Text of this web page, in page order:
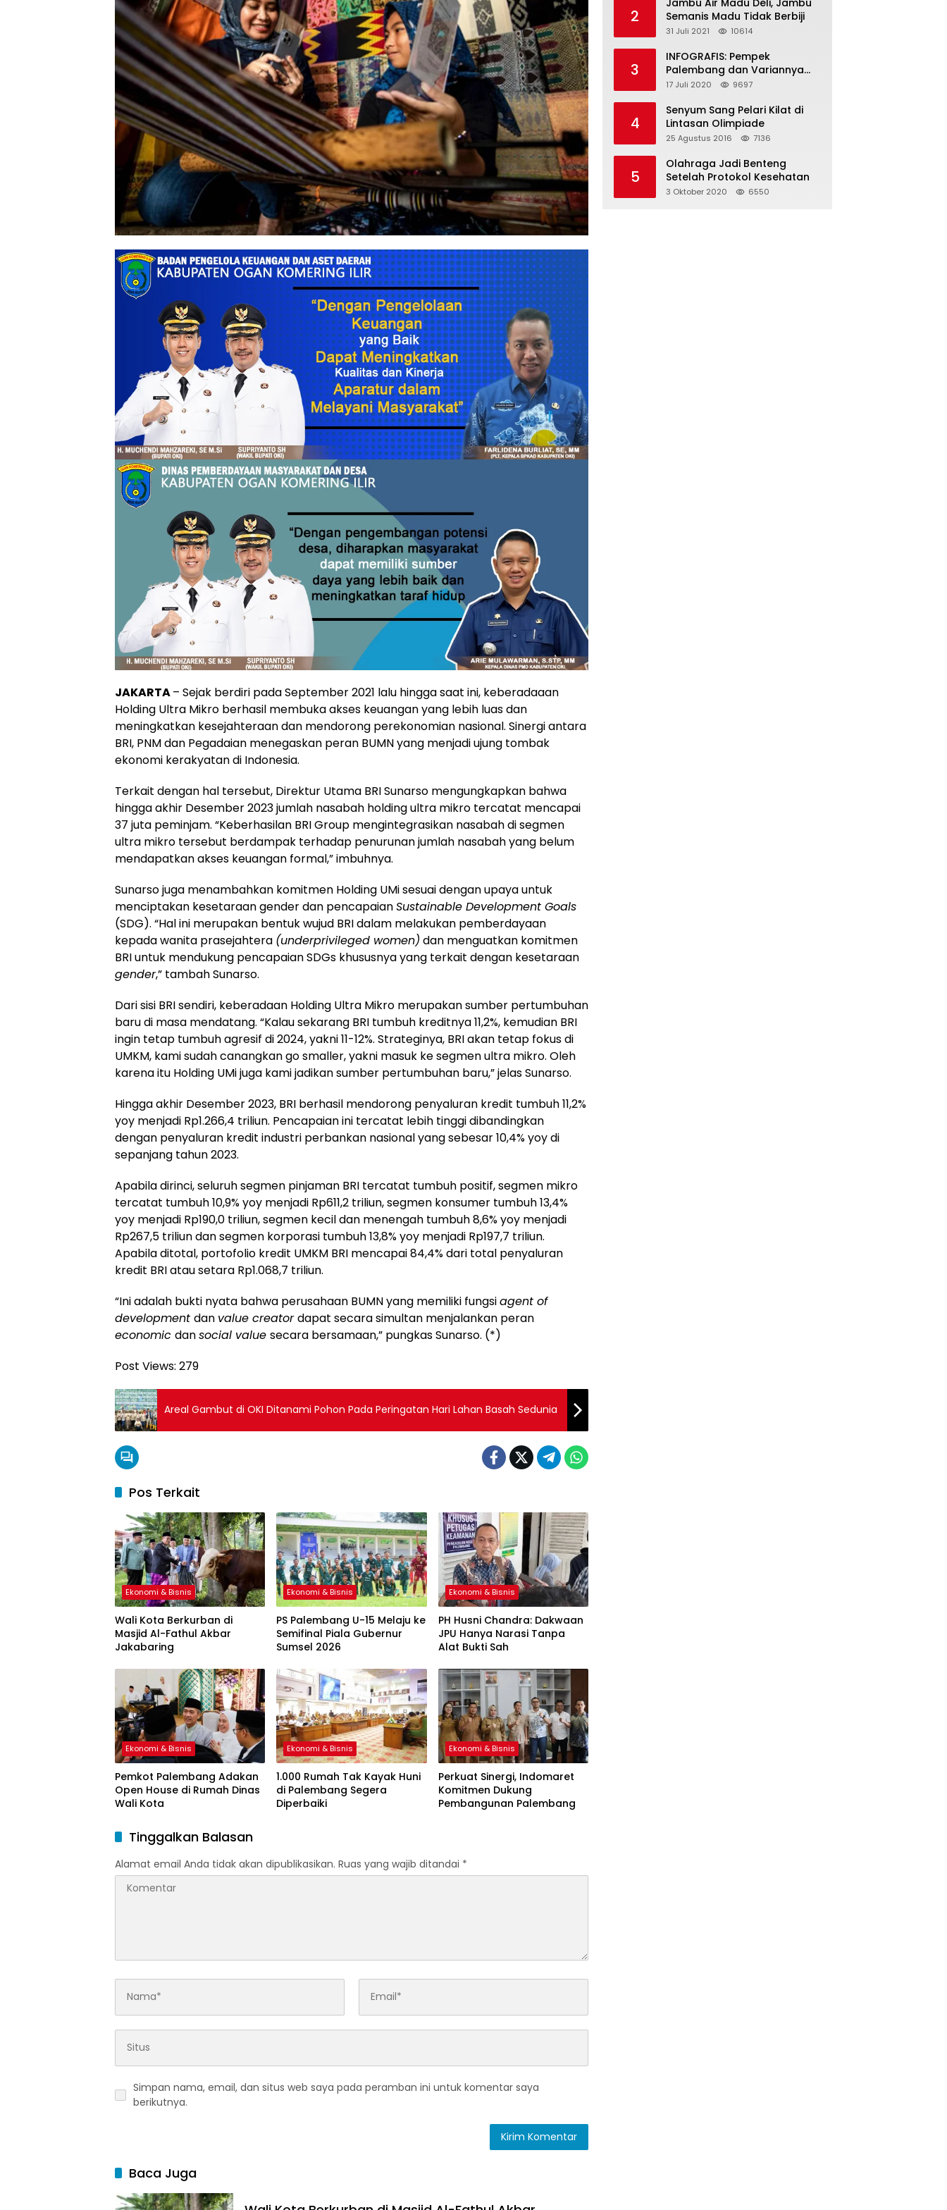
JAKARTA– Sejak berdiri pada September 2021 lalu hingga saat ini, keberadaaan
Holding Ultra Mikro berhasil membuka akses keuangan yang lebih luas dan
meningkatkan kesejahteraan dan mendorong perekonomian nasional. Sinergi antara
BRI, PNM dan Pegadaian menegaskan peran BUMN yang menjadi ujung tombak
ekonomi kerakyatan di Indonesia.
Terkait dengan hal tersebut, Direktur Utama BRI Sunarso mengungkapkan bahwa
hingga akhir Desember 2023 jumlah nasabah holding ultra mikro tercatat mencapai
37 juta peminjam. “Keberhasilan BRI Group mengintegrasikan nasabah di segmen
ultra mikro tersebut berdampak terhadap penurunan jumlah nasabah yang belum
mendapatkan akses keuangan formal,” imbuhnya.
Sunarso juga menambahkan komitmen Holding UMi sesuai dengan upaya untuk
menciptakan kesetaraan gender dan pencapaianSustainable Development Goals
(SDG). “Hal ini merupakan bentuk wujud BRI dalam melakukan pemberdayaan
kepada wanita prasejahtera (underprivileged women) dan menguatkan komitmen
BRI untuk mendukung pencapaian SDGs khususnya yang terkait dengan kesetaraan
gender,” tambah Sunarso.
Dari sisi BRI sendiri, keberadaan Holding Ultra Mikro merupakan sumber pertumbuhan
baru di masa mendatang. “Kalau sekarang BRI tumbuh kreditnya 11,2%, kemudian BRI
ingin tetap tumbuh agresif di 2024, yakni 11-12%. Strateginya, BRI akan tetap fokus di
UMKM, kami sudah canangkan go smaller, yakni masuk ke segmen ultra mikro. Oleh
karena itu Holding UMi juga kami jadikan sumber pertumbuhan baru,” jelas Sunarso.
Hingga akhir Desember 2023, BRI berhasil mendorong penyaluran kredit tumbuh 11,2%
yoy menjadi Rp1.266,4 triliun. Pencapaian ini tercatat lebih tinggi dibandingkan
dengan penyaluran kredit industri perbankan nasional yang sebesar 10,4% yoy di
sepanjang tahun 2023.
Apabila dirinci, seluruh segmen pinjaman BRI tercatat tumbuh positif, segmen mikro
tercatat tumbuh 10,9% yoy menjadi Rp611,2 triliun, segmen konsumer tumbuh 13,4%
yoy menjadi Rp190,0 triliun, segmen kecil dan menengah tumbuh 8,6% yoy menjadi
Rp267,5 triliun dan segmen korporasi tumbuh 13,8% yoy menjadi Rp197,7 triliun.
Apabila ditotal, portofolio kredit UMKM BRI mencapai 84,4% dari total penyaluran
kredit BRI atau setara Rp1.068,7 triliun.
“Ini adalah bukti nyata bahwa perusahaan BUMN yang memiliki fungsiagent of
development dan value creatordapat secara simultan menjalankan peran
economic dansocial value secara bersamaan,” pungkas Sunarso. (*)
Post Views: 279
Areal Gambut di OKI Ditanami Pohon Pada Peringatan Hari Lahan Basah Sedunia
Pos Terkait
Ekonomi & Bisnis
Wali Kota Berkurban di
Masjid Al-Fathul Akbar
Jakabaring
Ekonomi & Bisnis
PS Palembang U-15 Melaju ke
Semifinal Piala Gubernur
Sumsel 2026
Ekonomi & Bisnis
PH Husni Chandra: Dakwaan
JPU Hanya Narasi Tanpa
Alat Bukti Sah
Ekonomi & Bisnis
Pemkot Palembang Adakan
Open House di Rumah Dinas
Wali Kota
Ekonomi & Bisnis
1.000 Rumah Tak Kayak Huni
di Palembang Segera
Diperbaiki
Ekonomi & Bisnis
Perkuat Sinergi, Indomaret
Komitmen Dukung
Pembangunan Palembang
Tinggalkan Balasan
Alamat email Anda tidak akan dipublikasikan. Ruas yang wajib ditandai *
Simpan nama, email, dan situs web saya pada peramban ini untuk komentar saya
berikutnya.
Baca Juga
2
Jambu Air Madu Deli, Jambu
Semanis Madu Tidak Berbiji
31 Juli 2021 10614
3
INFOGRAFIS: Pempek
Palembang dan Variannya
yang Melegenda
17 Juli 2020 9697
4
Senyum Sang Pelari Kilat di
Lintasan Olimpiade
25 Agustus 2016 7136
5
Olahraga Jadi Benteng
Setelah Protokol Kesehatan
3 Oktober 2020 6550